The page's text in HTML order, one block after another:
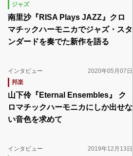
ジャズ
南里沙『RISA Plays JAZZ』クロ
マチックハーモニカでジャズ・スタ
ンダードを奏でた新作を語る
インタビュー
2020年05月07日
邦楽
山下伶『Eternal Ensembles』 ク
ロマチックハーモニカにしか出せな
い音色を求めて
インタビュー
2019年12月13日